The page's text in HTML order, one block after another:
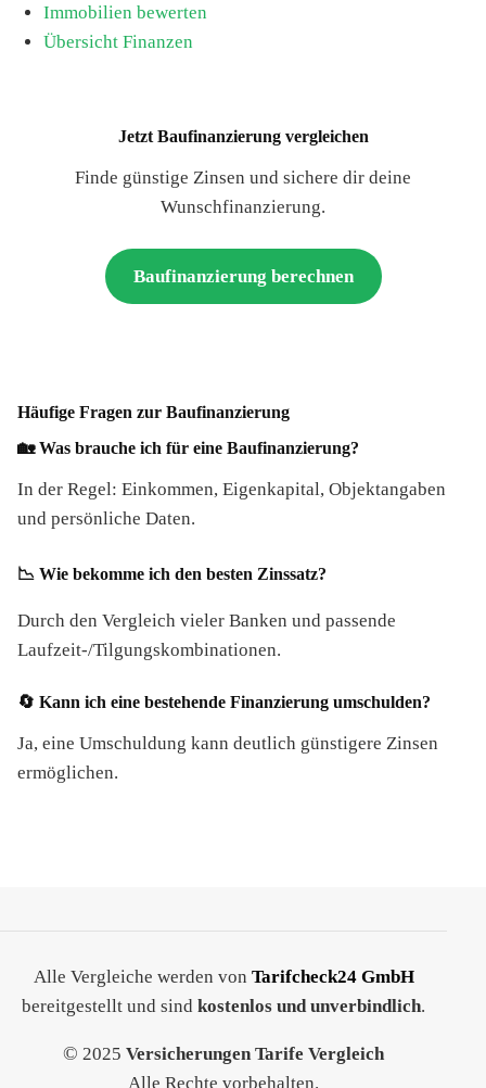
Immobilien bewerten
Übersicht Finanzen
Jetzt Baufinanzierung vergleichen
Finde günstige Zinsen und sichere dir deine
Wunschfinanzierung.
Baufinanzierung berechnen
Häufige Fragen zur Baufinanzierung
🏡 Was brauche ich für eine Baufinanzierung?
In der Regel: Einkommen, Eigenkapital, Objektangaben
und persönliche Daten.
📉 Wie bekomme ich den besten Zinssatz?
Durch den Vergleich vieler Banken und passende
Laufzeit-/Tilgungskombinationen.
🔄 Kann ich eine bestehende Finanzierung umschulden?
Ja, eine Umschuldung kann deutlich günstigere Zinsen
ermöglichen.
Alle Vergleiche werden von Tarifcheck24 GmbH
bereitgestellt und sindkostenlos und unverbindlich.
© 2025Versicherungen Tarife Vergleich
Alle Rechte vorbehalten.